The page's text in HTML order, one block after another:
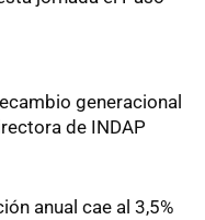
generacional
de INDAP
anual cae al 3,5%